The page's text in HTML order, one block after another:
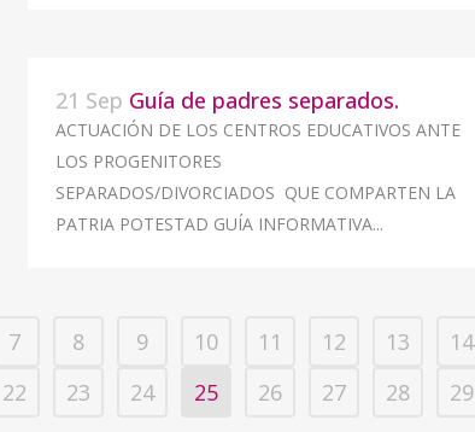
21 Sep Guía de padres separados.
ACTUACIÓN DE LOS CENTROS EDUCATIVOS ANTE
LOS PROGENITORES
SEPARADOS/DIVORCIADOS QUE COMPARTEN LA
PATRIA POTESTAD GUÍA INFORMATIVA...
7 8 9 10 11 12 13
14
22 23 24 25 26 27 28
29